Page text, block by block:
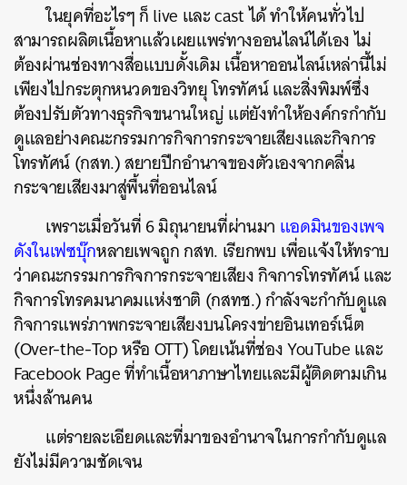
ในยุคที่อะไรๆ ก็ live และ cast ได้ ทำให้คนทั่วไป
สามารถผลิตเนื้อหาแล้วเผยแพร่ทางออนไลน์ได้เอง ไม่
ต้องผ่านช่องทางสื่อแบบดั้งเดิม เนื้อหาออนไลน์เหล่านี้ไม่
เพียงไปกระตุกหนวดของวิทยุ โทรทัศน์ และสิ่งพิมพ์ซึ่ง
ต้องปรับตัวทางธุรกิจขนานใหญ่ แต่ยังทำให้องค์กรกำกับ
ดูแลอย่างคณะกรรมการกิจการกระจายเสียงและกิจการ
โทรทัศน์ (กสท.) สยายปีกอำนาจของตัวเองจากคลื่น
กระจายเสียงมาสู่พื้นที่ออนไลน์
เพราะเมื่อวันที่ 6 มิถุนายนที่ผ่านมา แอดมินของเพจ
ดังในเฟซบุ๊กหลายเพจถูก กสท. เรียกพบ เพื่อแจ้งให้ทราบ
ว่าคณะกรรมการกิจการกระจายเสียง กิจการโทรทัศน์ และ
กิจการโทรคมนาคมแห่งชาติ (กสทช.) กำลังจะกำกับดูแล
กิจการแพร่ภาพกระจายเสียงบนโครงข่ายอินเทอร์เน็ต
(Over-the-Top หรือ OTT) โดยเน้นที่ช่อง YouTube และ
Facebook Page ที่ทำเนื้อหาภาษาไทยและมีผู้ติดตามเกิน
หนึ่งล้านคน
แต่รายละเอียดและที่มาของอำนาจในการกำกับดูแล
ยังไม่มีความชัดเจน